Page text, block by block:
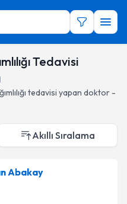
Tedavisi
tedavisi yapan doktor -
Akıllı Sıralama
Abakay